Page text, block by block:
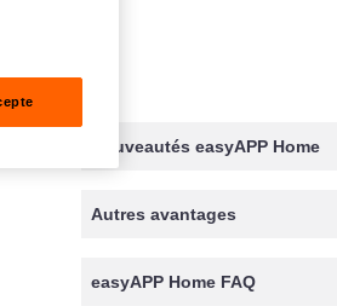
Nouveautés easyAPP Home
Autres avantages
easyAPP Home FAQ